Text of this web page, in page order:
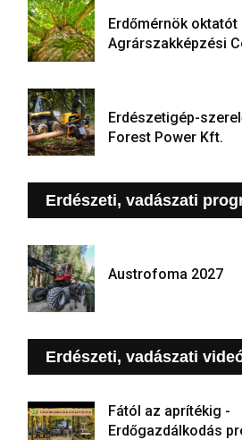
Erdőmérnök oktatót
Agrárszakképzési
Erdészetigép-
Forest Power Kft.
Erdészeti, vadászati
Austrofoma 2027
Erdészeti, vadászati
Fától az aprítékig -
Erdőgazdálkodás